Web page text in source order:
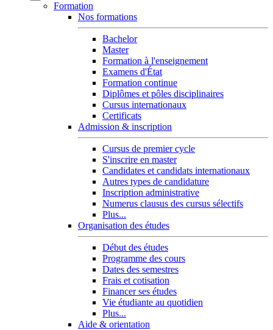
Formation
Nos formations
Bachelor
Master
Formation à l'enseignement
Examens d'État
Formation continue
Diplômes et pôles disciplinaires
Cursus internationaux
Certificats
Admission & inscription
Cursus de premier cycle
S'inscrire en master
Candidates et candidats internationaux
Autres types de candidature
Inscription administrative
Numerus clausus des cursus sélectifs
Plus...
Organisation des études
Début des études
Programme des cours
Dates des semestres
Frais et cotisation
Financer ses études
Vie étudiante au quotidien
Plus...
Aide & orientation